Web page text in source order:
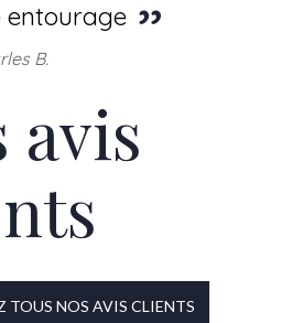
entourage
B.
avis
TOUS NOS AVIS CLIENTS